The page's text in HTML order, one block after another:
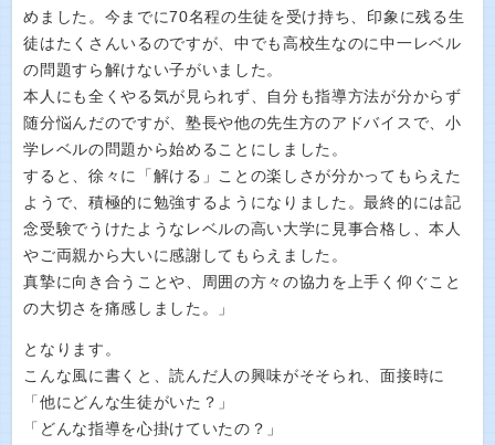
めました。今までに70名程の生徒を受け持ち、印象に残る生
徒はたくさんいるのですが、中でも高校生なのに中一レベル
の問題すら解けない子がいました。
本人にも全くやる気が見られず、自分も指導方法が分からず
随分悩んだのですが、塾長や他の先生方のアドバイスで、小
学レベルの問題から始めることにしました。
すると、徐々に「解ける」ことの楽しさが分かってもらえた
ようで、積極的に勉強するようになりました。最終的には記
念受験でうけたようなレベルの高い大学に見事合格し、本人
やご両親から大いに感謝してもらえました。
真摯に向き合うことや、周囲の方々の協力を上手く仰ぐこと
の大切さを痛感しました。」
となります。
こんな風に書くと、読んだ人の興味がそそられ、面接時に
「他にどんな生徒がいた？」
「どんな指導を心掛けていたの？」